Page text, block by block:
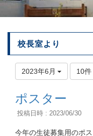
校長室より
2023年6月 10件
ポスター
投稿日時 : 2023/06/30
今年の生徒募集用のポ